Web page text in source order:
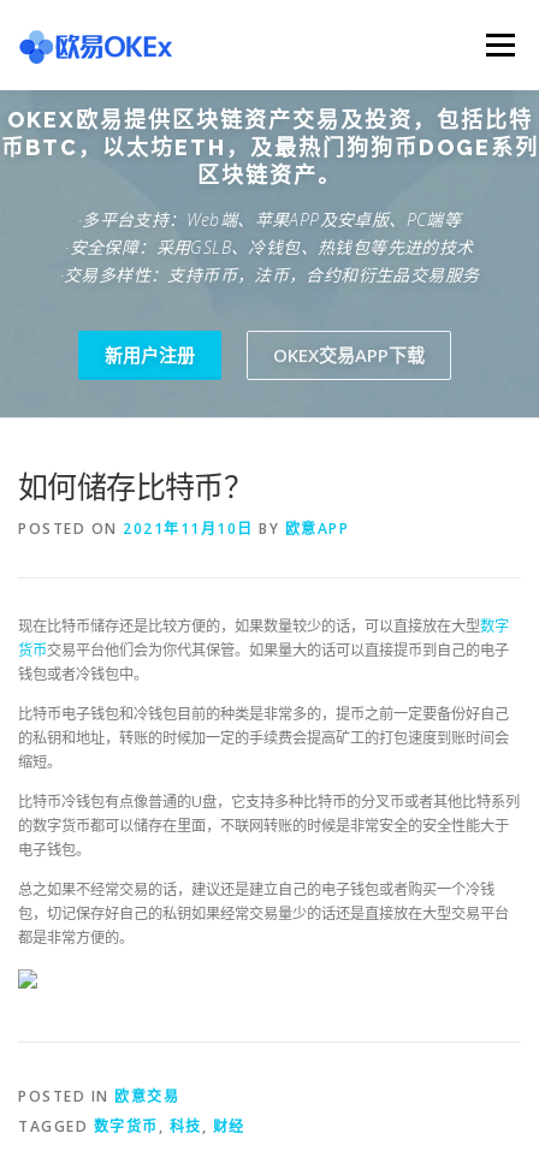
content
Menu
欧意交易所 关于欧意OKX 欧意APP下载
欧意注册网址 欧意交易下载 欧意团队
OKEX欧易提供区块链资产交易及投资，包括比特
币BTC，以太坊ETH，及最热门狗狗币DOGE系列
区块链资产。
·多平台支持：Web端、苹果APP及安卓版、PC端等
·安全保障：采用GSLB、冷钱包、热钱包等先进的技术
·交易多样性：支持币币，法币，合约和衍生品交易服务
新用户注册 OKEX交易APP下载
如何储存比特币？
POSTED ON 2021年11月10日 BY 欧意APP
现在比特币储存还是比较方便的，如果数量较少的话，可以直接放在大型数字
货币交易平台他们会为你代其保管。如果量大的话可以直接提币到自己的电子
钱包或者冷钱包中。
比特币电子钱包和冷钱包目前的种类是非常多的，提币之前一定要备份好自己
的私钥和地址，转账的时候加一定的手续费会提高矿工的打包速度到账时间会
缩短。
比特币冷钱包有点像普通的U盘，它支持多种比特币的分叉币或者其他比特系列
的数字货币都可以储存在里面，不联网转账的时候是非常安全的安全性能大于
电子钱包。
总之如果不经常交易的话，建议还是建立自己的电子钱包或者购买一个冷钱
包，切记保存好自己的私钥如果经常交易量少的话还是直接放在大型交易平台
都是非常方便的。
POSTED IN 欧意交易
TAGGED 数字货币, 科技, 财经